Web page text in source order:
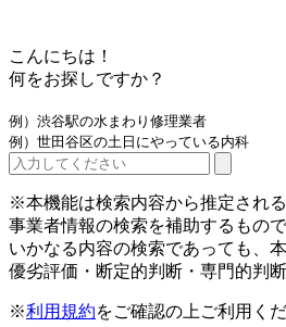
こんにちは！
何をお探しですか？
例）渋谷駅の水まわり修理業者
例）世田谷区の土日にやっている内科
※本機能は検索内容から推定され
事業者情報の検索を補助するもので
いかなる内容の検索であっても、
優劣評価・断定的判断・専門的判
※利用規約をご確認の上ご利用く